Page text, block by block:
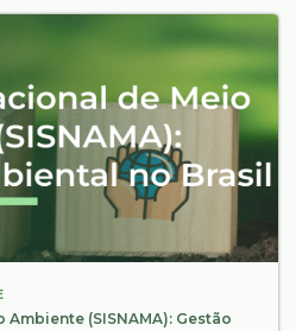
(SISNAMA): Gestão